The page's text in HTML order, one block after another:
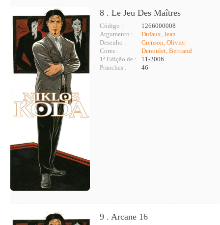
8 . Le Jeu Des Maîtres
Código :
1266000008
Argumento :
Dufaux, Jean
Desenho :
Grenson, Olivier
Cores :
Denoulet, Bertrand
1ª Edição de :
11-2006
Pranchas :
46
9 . Arcane 16